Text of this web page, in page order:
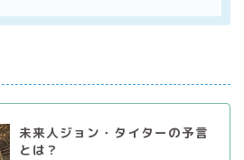
未来人ジョン・タイターの予言
とは？